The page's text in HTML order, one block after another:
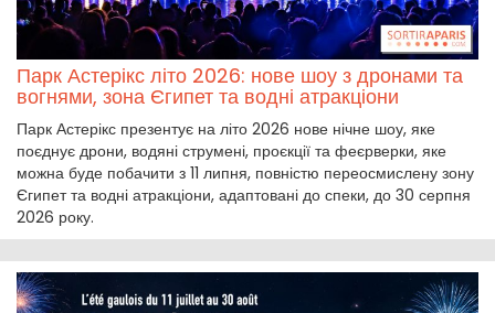
Парк Астерікс літо 2026: нове шоу з дронами та
вогнями, зона Єгипет та водні атракціони
Парк Астерікс презентує на літо 2026 нове нічне шоу, яке
поєднує дрони, водяні струмені, проєкції та феєрверки, яке
можна буде побачити з 11 липня, повністю переосмислену зону
Єгипет та водні атракціони, адаптовані до спеки, до 30 серпня
2026 року.